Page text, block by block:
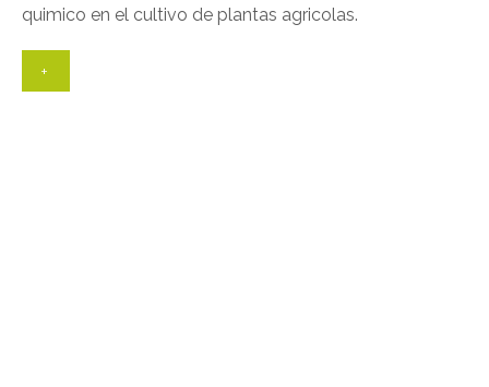
quimico en el cultivo de plantas agricolas.
+